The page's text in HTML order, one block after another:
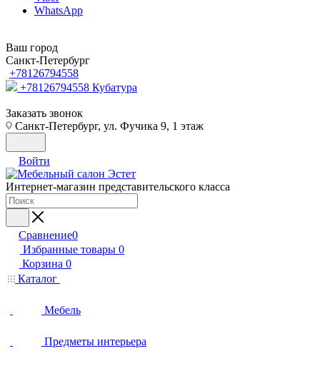
WhatsApp
Ваш город
Санкт-Петербург
+78126794558
+78126794558 Кубатура
Заказать звонок
Санкт-Петербург, ул. Фучика 9, 1 этаж
Войти
Интернет-магазин представительского класса
Сравнение0
Избранные товары 0
Корзина 0
Каталог
Мебель
Предметы интерьера